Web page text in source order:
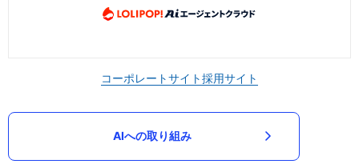
コーポレートサイト採用サイト
AIへの取り組み